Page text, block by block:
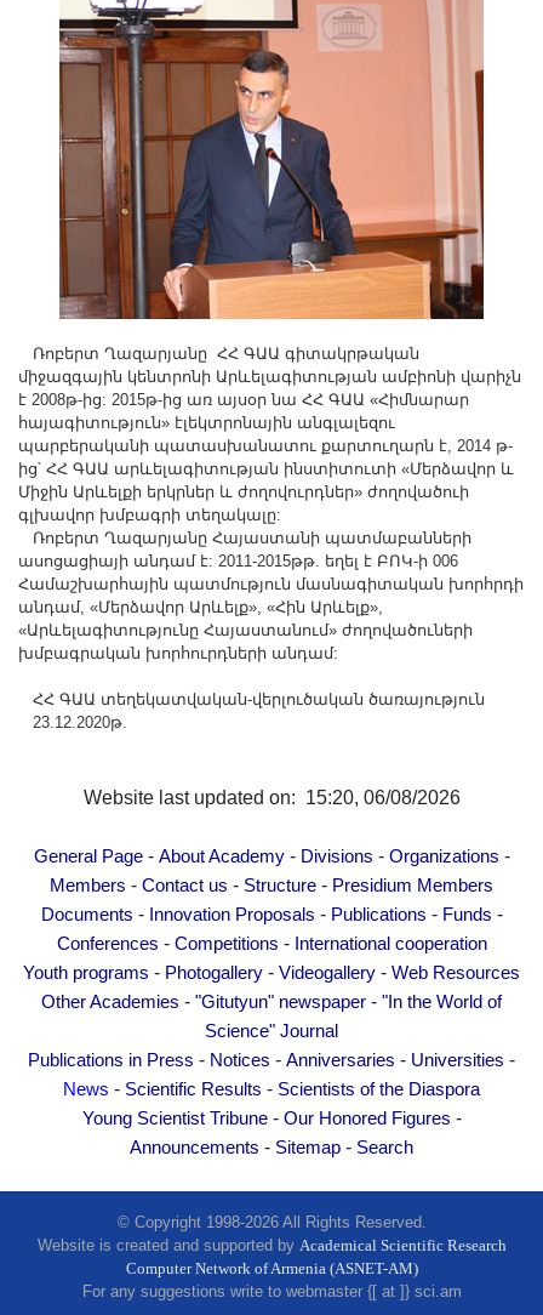
Scientists of the Diaspora
Young Scientist Tribune
Our Honored Figures
Announcements
Sitemap
Search
Ռոբերտ Ղազարյանը ՀՀ ԳԱԱ գիտակրթական
միջազգային կենտրոնի Արևելագիտության ամբիոնի վարիչն
է 2008թ-ից: 2015թ-ից առ այսօր նա ՀՀ ԳԱԱ «Հիմնարար
հայագիտություն» էլեկտրոնային անգլալեզու
պարբերականի պատասխանատու քարտուղարն է, 2014 թ-
ից՝ ՀՀ ԳԱԱ արևելագիտության ինստիտուտի «Մերձավոր և
Միջին Արևելքի երկրներ և ժողովուրդներ» ժողովածուի
գլխավոր խմբագրի տեղակալը:
Ռոբերտ Ղազարյանը Հայաստանի պատմաբանների
ասոցացիայի անդամ է: 2011-2015թթ. եղել է ԲՈԿ-ի 006
Համաշխարհային պատմություն մասնագիտական խորհրդի
անդամ, «Մերձավոր Արևելք», «Հին Արևելք»,
«Արևելագիտությունը Հայաստանում» ժողովածուների
խմբագրական խորհուրդների անդամ:
ՀՀ ԳԱԱ տեղեկատվական-վերլուծական ծառայություն
23.12.2020թ.
Website last updated on: 15:20, 06/08/2026
General Page- About Academy- Divisions - Organizations -
Members - Contact us - Structure - Presidium Members
Documents - Innovation Proposals - Publications - Funds -
Conferences - Competitions - International cooperation
Youth programs - Photogallery - Videogallery - Web Resources
Other Academies - "Gitutyun" newspaper - "In the World of
Science" Journal
Publications in Press - Notices - Anniversaries - Universities -
News - Scientific Results - Scientists of the Diaspora
Young Scientist Tribune- Our Honored Figures -
Announcements - Sitemap - Search
© Copyright 1998-2026 All Rights Reserved.
Website is created and supported by Academical Scientific Research
Computer Network of Armenia (ASNET-AM)
For any suggestions write to webmaster {[ at ]} sci.am